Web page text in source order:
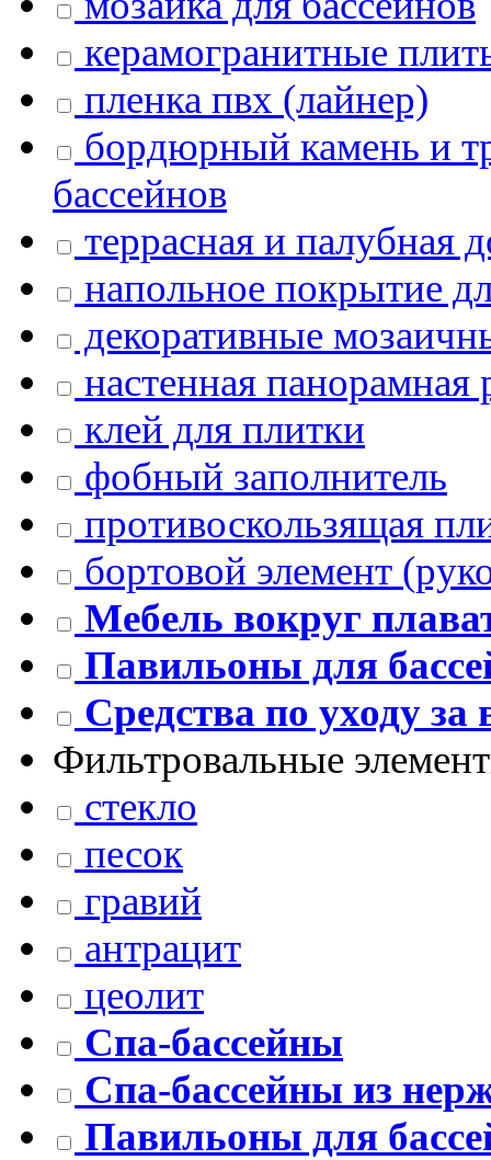
керамогранитные
пленка пвх (лайнер)
бордюрный камень и
бассейнов
террасная и палубная
напольное покрытие
декоративные
настенная панорамная
клей для плитки
фобный заполнитель
противоскользящая
бортовой элемент
Мебель вокруг
Павильоны для
Средства по уходу за
Фильтровальные
стекло
песок
гравий
антрацит
цеолит
Спа-бассейны
Спа-бассейны из
Павильоны для